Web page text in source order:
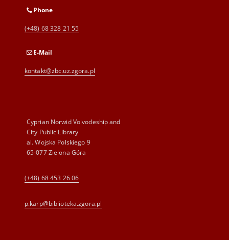
Phone
(+48) 68 328 21 55
E-Mail
kontakt@zbc.uz.zgora.pl
Cyprian Norwid Voivodeship and
City Public Library
al. Wojska Polskiego 9
65-077 Zielona Góra
(+48) 68 453 26 06
p.karp@biblioteka.zgora.pl